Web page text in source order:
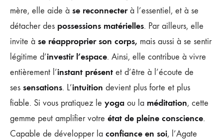
mère, elle aide à se reconnecterà l’essentiel, et à se
détacher des possessions matérielles. Par ailleurs, elle
invite à se réapproprier son corps, mais aussi à se sentir
légitime d’investir l’espace. Ainsi, elle contribue à vivre
entièrement l’instant présent et d’être à l’écoute de
ses sensations. L’intuition devient plus forte et plus
fiable. Si vous pratiquez le yoga ou la méditation, cette
gemme peut amplifier votre état de pleine conscience.
Capable de développer la confiance en soi, l’Agate